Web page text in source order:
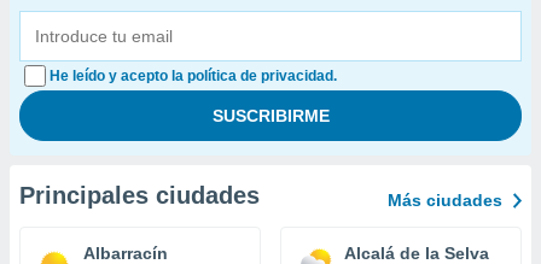
He leído y acepto la política de privacidad.
Principales ciudades Más ciudades
Albarracín Alcalá de la Selva